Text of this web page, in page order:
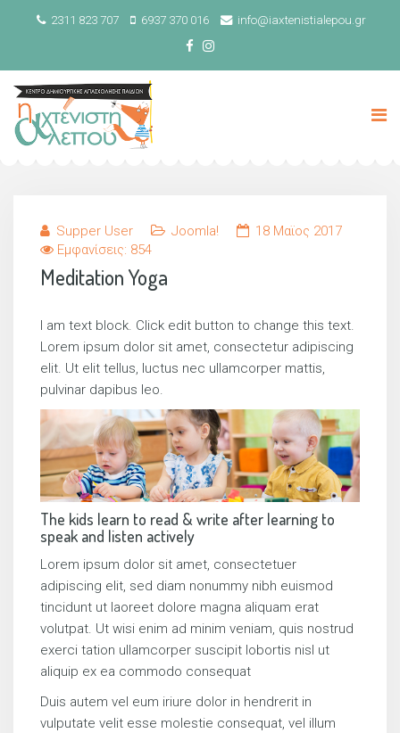
2311 823 707 6937 370 016 info@iaxtenistialepou.gr
Supper User Joomla!
18 Μαϊος 2017
Εμφανίσεις: 854
Meditation Yoga
I am text block. Click edit button to change this text.
Lorem ipsum dolor sit amet, consectetur adipiscing
elit. Ut elit tellus, luctus nec ullamcorper mattis,
pulvinar dapibus leo.
The kids learn to read & write after learning to
speak and listen actively
Lorem ipsum dolor sit amet, consectetuer
adipiscing elit, sed diam nonummy nibh euismod
tincidunt ut laoreet dolore magna aliquam erat
volutpat. Ut wisi enim ad minim veniam, quis nostrud
exerci tation ullamcorper suscipit lobortis nisl ut
aliquip ex ea commodo consequat
Duis autem vel eum iriure dolor in hendrerit in
vulputate velit esse molestie consequat, vel illum